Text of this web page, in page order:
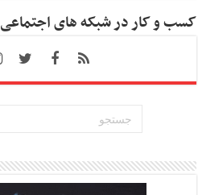
کسب و کار در شبکه های اجتماعی